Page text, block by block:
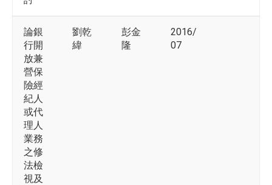
論銀
行開
放兼
營保
險經
紀人
或代
理人
業務
之修
法檢
視及
劉乾
緯
彭金
隆
2016/
07